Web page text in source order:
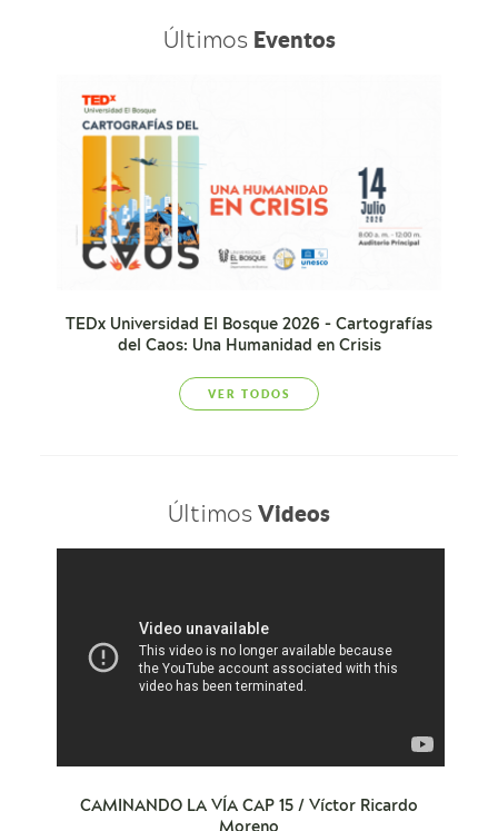
Últimos Eventos
TEDx Universidad El Bosque 2026 - Cartografías
del Caos: Una Humanidad en Crisis
VER TODOS
Últimos Videos
CAMINANDO LA VÍA CAP 15 / Víctor Ricardo